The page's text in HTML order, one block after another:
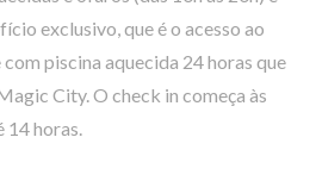
exclusivo, que é o acesso ao
piscina aquecida 24 horas que
City. O check in começa às
14 horas.